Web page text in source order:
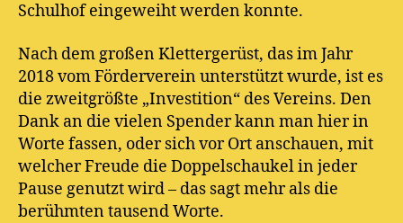
Schulhof eingeweiht werden konnte.
Nach dem großen Klettergerüst, das im Jahr
2018 vom Förderverein unterstützt wurde, ist es
die zweitgrößte „Investition“ des Vereins. Den
Dank an die vielen Spender kann man hier in
Worte fassen, oder sich vor Ort anschauen, mit
welcher Freude die Doppelschaukel in jeder
Pause genutzt wird – das sagt mehr als die
berühmten tausend Worte.